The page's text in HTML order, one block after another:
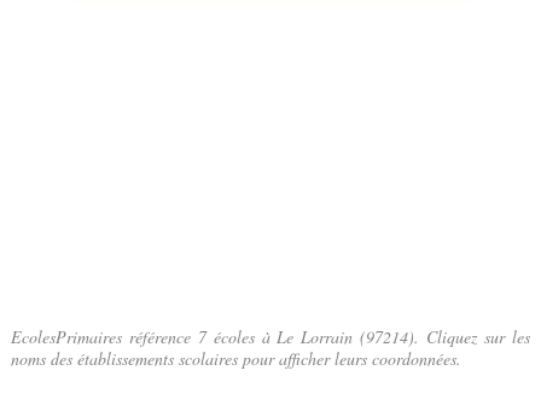
EcolesPrimaires référence 7 écoles à Le Lorrain (97214). Cliquez sur les
noms des établissements scolaires pour afficher leurs coordonnées.